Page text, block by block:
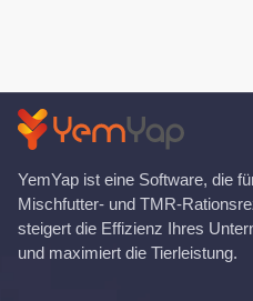
YemYap ist eine Software, die
Mischfutter- und TMR-
steigert die Effizienz Ihres
und maximiert die Tierleistung.